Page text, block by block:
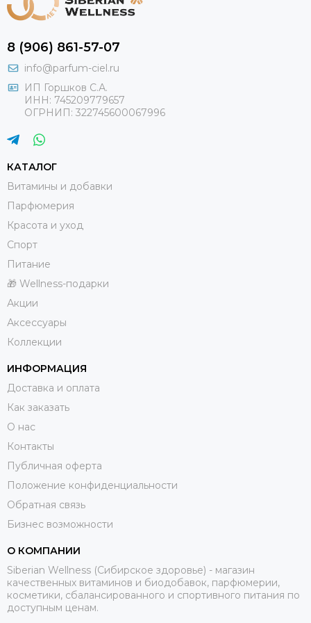
8 (906) 861-57-07
info@parfum-ciel.ru
ИП Горшков С.А.
ИНН: 745209779657
ОГРНИП: 322745600067996
КАТАЛОГ
Витамины и добавки
Парфюмерия
Красота и уход
Спорт
Питание
🎁 Wellness-подарки
Акции
Аксессуары
Коллекции
ИНФОРМАЦИЯ
Доставка и оплата
Как заказать
О нас
Контакты
Публичная оферта
Положение конфиденциальности
Обратная связь
Бизнес возможности
О КОМПАНИИ
Siberian Wellness (Сибирское здоровье) - магазин
качественных витаминов и биодобавок, парфюмерии,
косметики, сбалансированного и спортивного питания по
доступным ценам.